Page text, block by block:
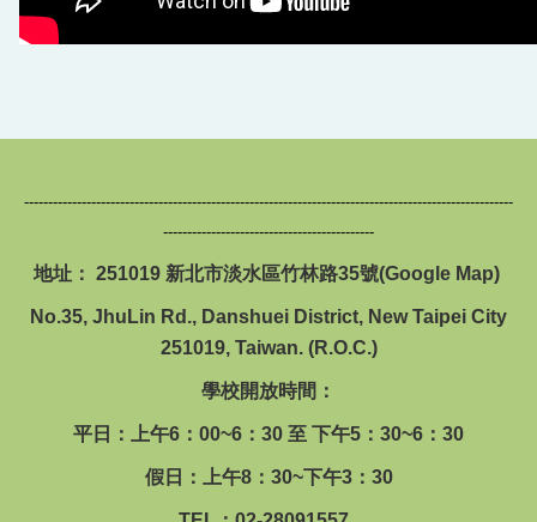
------------------------------------------------------------------------------------------------------
--------------------------------------------
地址： 251019 新北市淡水區竹林路35號(Google Map)
No.35, JhuLin Rd., Danshuei District, New Taipei City
251019, Taiwan. (R.O.C.)
學校開放時間：
平日：上午6：00~6：30 至 下午5：30~6：30
假日：上午8：30~下午3：30